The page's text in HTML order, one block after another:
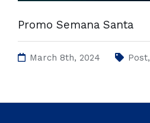
Promo Semana Santa
March 8th, 2024 Post,